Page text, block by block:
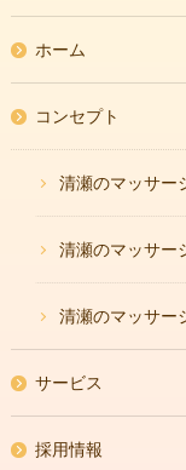
ホーム
コンセプト
清瀬のマッサー
清瀬のマッサー
清瀬のマッサー
サービス
採用情報